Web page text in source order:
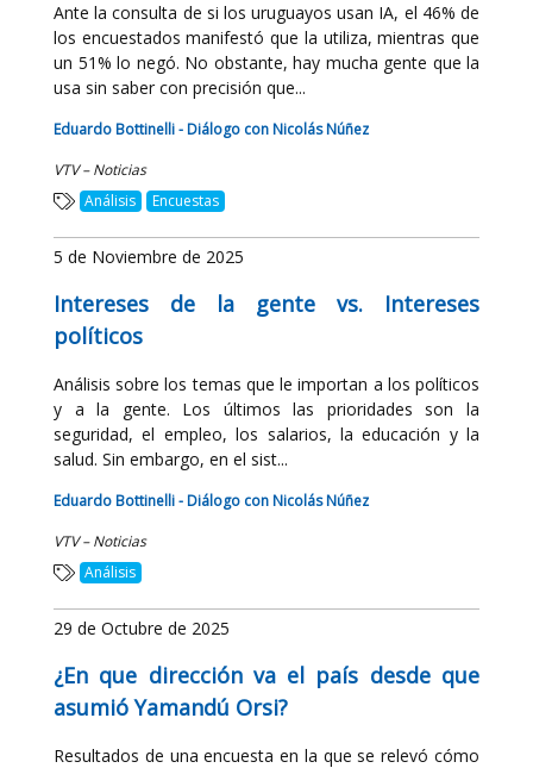
Ante la consulta de si los uruguayos usan IA, el 46% de
los encuestados manifestó que la utiliza, mientras que
un 51% lo negó. No obstante, hay mucha gente que la
usa sin saber con precisión que...
Eduardo Bottinelli - Diálogo con Nicolás Núñez
VTV – Noticias
Análisis
Encuestas
5 de Noviembre de 2025
Intereses de la gente vs. Intereses
políticos
Análisis sobre los temas que le importan a los políticos
y a la gente. Los últimos las prioridades son la
seguridad, el empleo, los salarios, la educación y la
salud. Sin embargo, en el sist...
Eduardo Bottinelli - Diálogo con Nicolás Núñez
VTV – Noticias
Análisis
29 de Octubre de 2025
¿En que dirección va el país desde que
asumió Yamandú Orsi?
Resultados de una encuesta en la que se relevó cómo